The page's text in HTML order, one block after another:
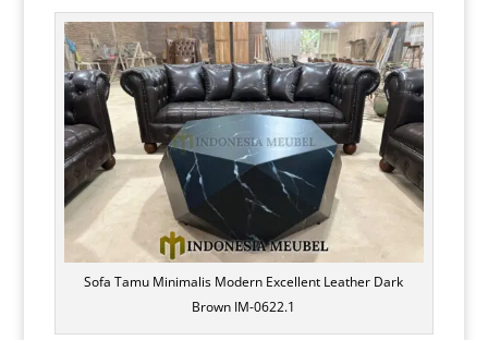
Sofa Tamu Minimalis Modern Excellent Leather Dark
Brown IM-0622.1